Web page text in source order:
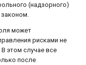
(надзорного)
может
рисками не
этом случае все
после